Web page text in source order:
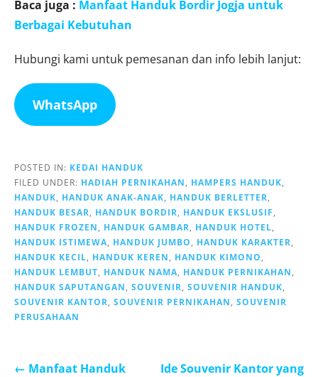
Baca juga : Manfaat Handuk Bordir Jogja untuk
Berbagai Kebutuhan
Hubungi kami untuk pemesanan dan info lebih lanjut:
WhatsApp
POSTED IN: KEDAI HANDUK
FILED UNDER: HADIAH PERNIKAHAN HAMPERS HANDUK
HANDUK
HANDUK ANAK-ANAK HANDUK BERLETTER
HANDUK BESAR
HANDUK BORDIR HANDUK EKSLUSIF
HANDUK FROZEN
HANDUK GAMBAR HANDUK HOTEL
HANDUK ISTIMEWA
HANDUK JUMBO HANDUK KARAKTER
HANDUK KECIL
HANDUK KEREN HANDUK KIMONO
HANDUK LEMBUT
HANDUK NAMA HANDUK PERNIKAHAN
HANDUK SAPUTANGAN
SOUVENIR SOUVENIR HANDUK
SOUVENIR KANTOR
SOUVENIR PERNIKAHAN
SOUVENIR
PERUSAHAAN
Post← Manfaat Handuk
Ide Souvenir Kantor yang